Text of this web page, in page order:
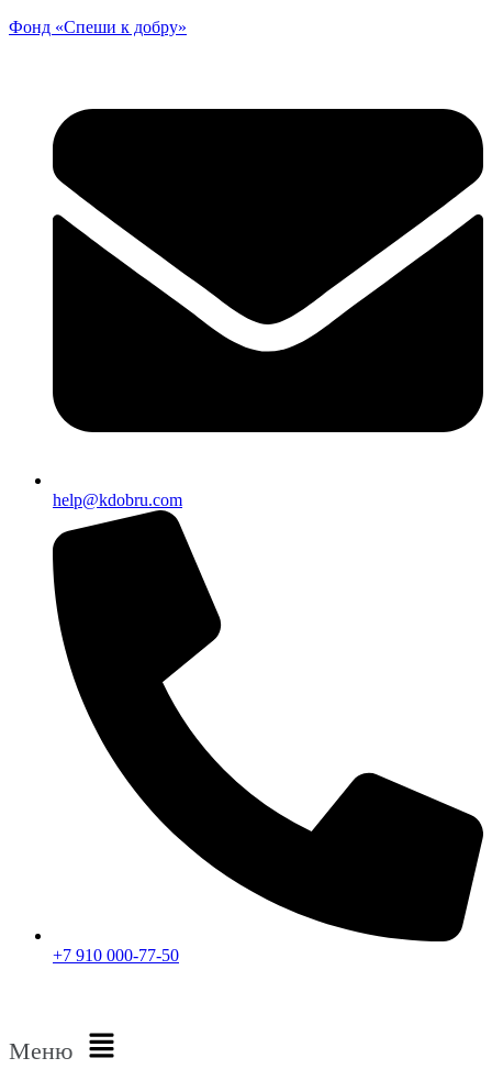
Фонд «Спеши к добру»
help@kdobru.com
+7 910 000-77-50
Меню